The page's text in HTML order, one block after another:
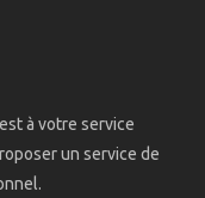
à votre service
un service de